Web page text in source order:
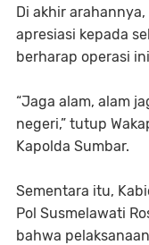
Di akhir
apresiasi kepada
berharap operasi
“Jaga alam, alam
negeri,” tutup
Kapolda Sumbar.
Sementara itu,
Pol Susmelawati
bahwa